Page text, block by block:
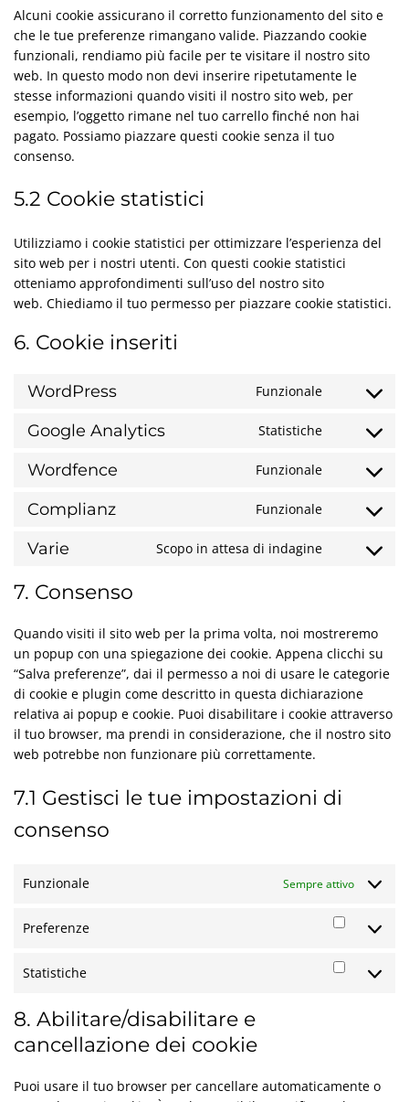
Alcuni cookie assicurano il corretto funzionamento del sito e
che le tue preferenze rimangano valide. Piazzando cookie
funzionali, rendiamo più facile per te visitare il nostro sito
web. In questo modo non devi inserire ripetutamente le
stesse informazioni quando visiti il nostro sito web, per
esempio, l’oggetto rimane nel tuo carrello finché non hai
pagato. Possiamo piazzare questi cookie senza il tuo
consenso.
5.2 Cookie statistici
Utilizziamo i cookie statistici per ottimizzare l’esperienza del
sito web per i nostri utenti. Con questi cookie statistici
otteniamo approfondimenti sull’uso del nostro sito
web. Chiediamo il tuo permesso per piazzare cookie statistici.
6. Cookie inseriti
WordPress Funzionale
Consent
service
Google Analytics Statistiche
Consent
service
analytics
Wordfence Funzionale
Consent
service
Complianz Funzionale
Consent
service
Varie Scopo in attesa di indagine
Consent
7. Consenso
Quando visiti il sito web per la prima volta, noi mostreremo
un popup con una spiegazione dei cookie. Appena clicchi su
“Salva preferenze”, dai il permesso a noi di usare le categorie
di cookie e plugin come descritto in questa dichiarazione
relativa ai popup e cookie. Puoi disabilitare i cookie attraverso
il tuo browser, ma prendi in considerazione, che il nostro sito
web potrebbe non funzionare più correttamente.
7.1 Gestisci le tue impostazioni di
consenso
Funzionale Sempre attivo
Preferenze
Statistiche Statistiche
8. Abilitare/disabilitare e
cancellazione dei cookie
Puoi usare il tuo browser per cancellare automaticamente o